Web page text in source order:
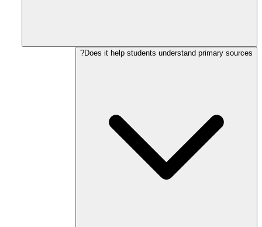
Does it help students understand primary sources?